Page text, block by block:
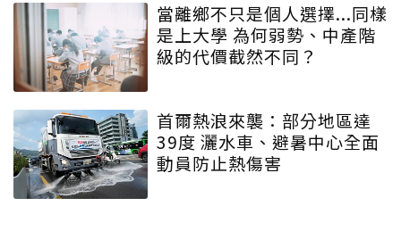
當離鄉不只是個人選擇...同樣
是上大學 為何弱勢、中產階
級的代價截然不同？
首爾熱浪來襲：部分地區達
39度 灑水車、避暑中心全面
動員防止熱傷害